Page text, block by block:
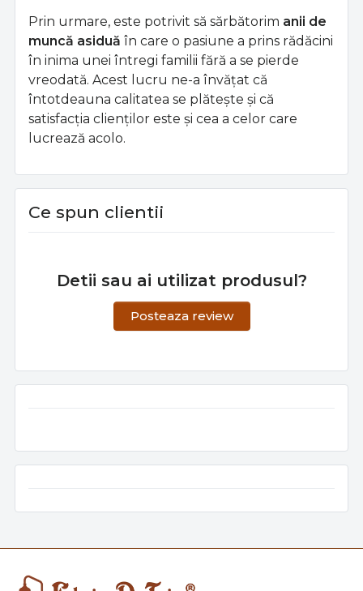
Prin urmare, este potrivit să sărbătorim anii de
muncă asiduă în care o pasiune a prins rădăcini
în inima unei întregi familii fără a se pierde
vreodată. Acest lucru ne-a învățat că
întotdeauna calitatea se plătește și că
satisfacția clienților este și cea a celor care
lucrează acolo.
Ce spun clientii
Detii sau ai utilizat produsul?
Posteaza review